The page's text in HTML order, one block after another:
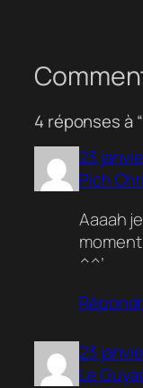
4 réponses à
23
Pich
Aaaah
^^’
23
Le